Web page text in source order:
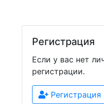
Регистрация
Если у вас нет
регистрации.
Регистрация